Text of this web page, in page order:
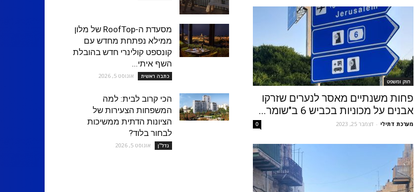
חוק ומשפט
פחות משנתיים מאסר לנערים שזרקו
אבנים על מכוניות בכביש 6 ב"שומר...
מערכת דתילי - דצמבר 25, 2023 0
מסעדת ה-RoofTop של מלון
ממילא נפתחת מחדש עם
קונספט קולינרי חדש בהובלת
השף איתי...
כתבה ראשית אוגוסט 5, 2026
הכי קרוב לבית: למה
המשפחות הצעירות של
הציונות הדתית ממשיכות
לבחור בלוד?
נדל''ן אוגוסט 5, 2026